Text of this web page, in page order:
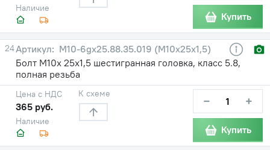
Наличие
Купить
24
М10-6gх25.88.35.019 (М10х25х1,5)
Болт М10х 25х1,5 шестигранная головка, класс 5.8,
полная резьба
Наличие
Цена с НДС
365 руб.
К схеме − +
Купить